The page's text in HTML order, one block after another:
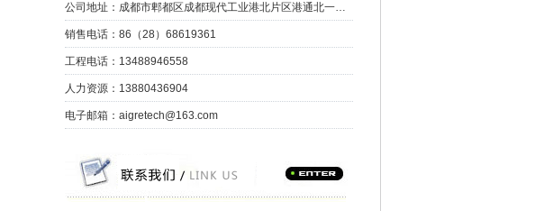
公司地址：成都市郫都区成都现代工业港北片区港通北一路39号
销售电话：86（28）68619361
工程电话：13488946558
人力资源：13880436904
电子邮箱：aigretech@163.com